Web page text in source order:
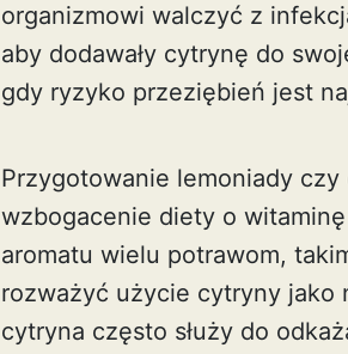
organizmowi walczyć z
aby dodawały cytrynę do
gdy ryzyko przeziębień jest
Przygotowanie lemoniady
wzbogacenie diety o
aromatu wielu potrawom,
rozważyć użycie cytryny
cytryna często służy do